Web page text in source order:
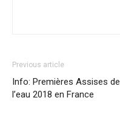
Previous article
Info: Premières Assises de
l’eau 2018 en France